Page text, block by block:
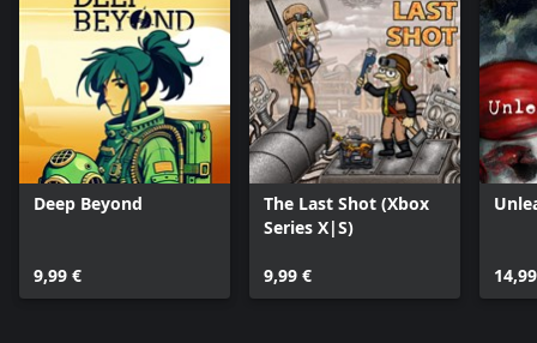
Deep Beyond
9,99 €
The Last Shot (Xbox
Series X|S)
9,99 €